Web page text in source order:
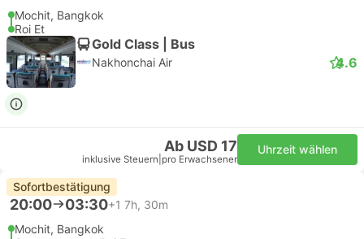
Mochit, Bangkok
Roi Et
Gold Class | Bus
Nakhonchai Air 4.6
Ab USD 17
inklusive Steuern pro Erwachsener
Uhrzeit wählen
Sofortbestätigung
20:00 03:30+1 7h, 30m
Mochit, Bangkok